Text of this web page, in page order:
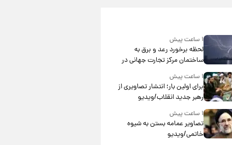
۱ ساعت پیش
لحظه برخورد رعد و برق به
ساختمان مرکز تجارت جهانی در
آمریکا + فیلم
۱ ساعت پیش
برای اولین بار؛ انتشار تصاویری از
رهبر جدید انقلاب/ویدیو
۱ ساعت پیش
تصاویر عمامه بستن به شیوه
خاتمی/ویدیو